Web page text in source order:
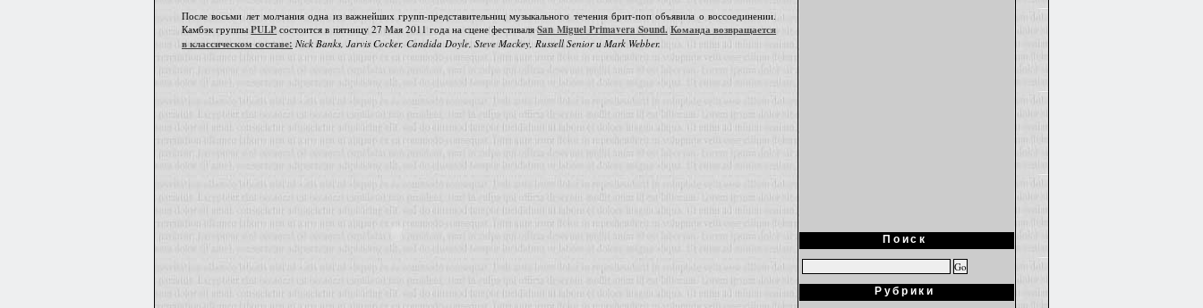
После восьми лет молчания одна из важнейших групп-представительниц музыкального течения брит-поп объявила о воссоединении.
Камбэк группыPULP состоится в пятницу 27 Мая 2011 года на сцене фестиваляSan Miguel Primavera Sound.Команда возвращается
в классическом составе: Nick Banks, Jarvis Cocker, Candida Doyle, Steve Mackey, Russell Senior и Mark Webber.
Поиск
Рубрики